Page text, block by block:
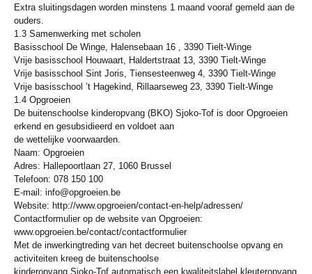
Extra sluitingsdagen worden minstens 1 maand vooraf gemeld aan de
ouders.
1.3 Samenwerking met scholen
Basisschool De Winge, Halensebaan 16 , 3390 Tielt-Winge
Vrije basisschool Houwaart, Haldertstraat 13, 3390 Tielt-Winge
Vrije basisschool Sint Joris, Tiensesteenweg 4, 3390 Tielt-Winge
Vrije basisschool ’t Hagekind, Rillaarseweg 23, 3390 Tielt-Winge
1.4 Opgroeien
De buitenschoolse kinderopvang (BKO) Sjoko-Tof is door Opgroeien
erkend en gesubsidieerd en voldoet aan
de wettelijke voorwaarden.
Naam: Opgroeien
Adres: Hallepoortlaan 27, 1060 Brussel
Telefoon: 078 150 100
E-mail: info@opgroeien.be
Website: http://www.opgroeien/contact-en-help/adressen/
Contactformulier op de website van Opgroeien:
www.opgroeien.be/contact/contactformulier
Met de inwerkingtreding van het decreet buitenschoolse opvang en
activiteiten kreeg de buitenschoolse
kinderopvang Sjoko-Tof automatisch een kwaliteitslabel kleuteropvang